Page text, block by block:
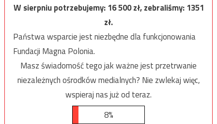
W sierpniu potrzebujemy:16 500zł, zebraliśmy:1351
zł.
Państwa wsparcie jest niezbędne dla funkcjonowania
Fundacji Magna Polonia.
Masz świadomość tego jak ważne jest przetrwanie
niezależnych ośrodków medialnych? Nie zwlekaj więc,
wspieraj nas już od teraz.
8%